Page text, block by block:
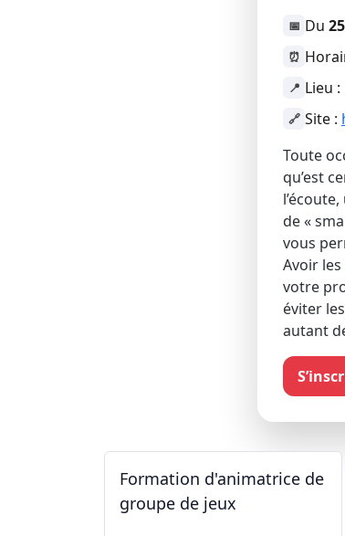
📅 Du
⏰
📍 Lieu :
🔗 Site :
Toute
qu’est
de «
vous
Avoir
votre
éviter
autant
Formation d'animatrice de
groupe de jeux